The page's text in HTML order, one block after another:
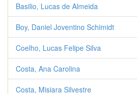
Basilio, Lucas de Almeida
Boy, Daniel Joventino Schimidt
Coelho, Lucas Felipe Silva
Costa, Ana Carolina
Costa, Misiara Silvestre